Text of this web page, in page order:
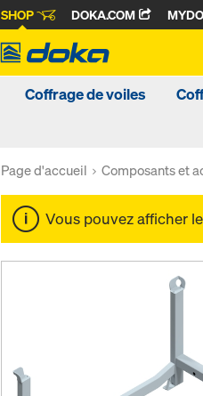
SHOP DOKA.COM
Coffrage de voiles
Page d'accueil Composants et
Vous pouvez afficher